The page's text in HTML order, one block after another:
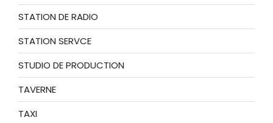
STATION DE RADIO
STATION SERVCE
STUDIO DE PRODUCTION
TAVERNE
TAXI